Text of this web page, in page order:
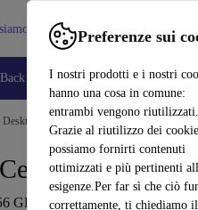
Preferenze sui
I nostri prodotti e i nostri
hanno una cosa in comune:
entrambi vengono riutilizzati.
Grazie al riutilizzo dei
possiamo fornirti contenuti
ottimizzati e più pertinenti
esigenze.Per far sì che ciò
correttamente, ti chiediamo il
Vendere Assistenza
to school Smartphone
Desktop Lenovo
M75s SFF
GB SSD | Win 11 Pro